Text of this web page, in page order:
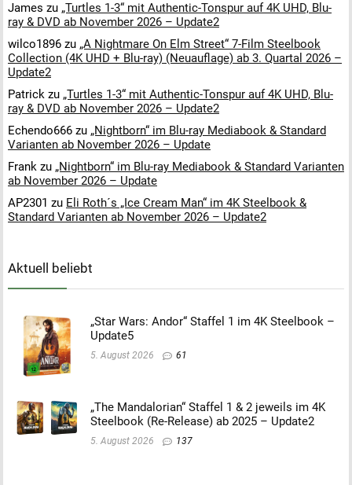
James zu „Turtles 1-3“ mit Authentic-Tonspur auf 4K UHD, Blu-
ray & DVD ab November 2026 – Update2
wilco1896 zu „A Nightmare On Elm Street“ 7-Film Steelbook
Collection (4K UHD + Blu-ray) (Neuauflage) ab 3. Quartal 2026 –
Update2
Patrick zu „Turtles 1-3“ mit Authentic-Tonspur auf 4K UHD, Blu-
ray & DVD ab November 2026 – Update2
Echendo666 zu „Nightborn“ im Blu-ray Mediabook & Standard
Varianten ab November 2026 – Update
Frank zu „Nightborn“ im Blu-ray Mediabook & Standard Varianten
ab November 2026 – Update
AP2301 zu Eli Roth´s „Ice Cream Man“ im 4K Steelbook &
Standard Varianten ab November 2026 – Update2
Aktuell beliebt
„Star Wars: Andor“ Staffel 1 im 4K Steelbook –
Update5
5. August 2026 61
„The Mandalorian“ Staffel 1 & 2 jeweils im 4K
Steelbook (Re-Release) ab 2025 – Update2
5. August 2026 137